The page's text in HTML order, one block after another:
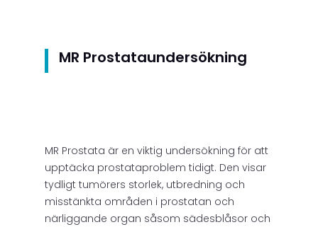
MR Prostataundersökning
MR Prostata är en viktig undersökning för att
upptäcka prostataproblem tidigt. Den visar
tydligt tumörers storlek, utbredning och
misstänkta områden i prostatan och
närliggande organ såsom sädesblåsor och